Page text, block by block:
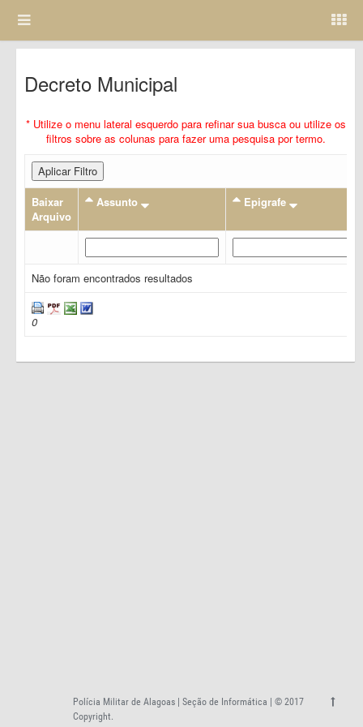
Decreto Municipal
* Utilize o menu lateral esquerdo para refinar sua busca ou utilize os
filtros sobre as colunas para fazer uma pesquisa por termo.
Aplicar Filtro
Baixar
Arquivo
Assunto Epigrafe
Não foram encontrados resultados
0
Polícia Militar de Alagoas | Seção de Informática | © 2017
Copyright.